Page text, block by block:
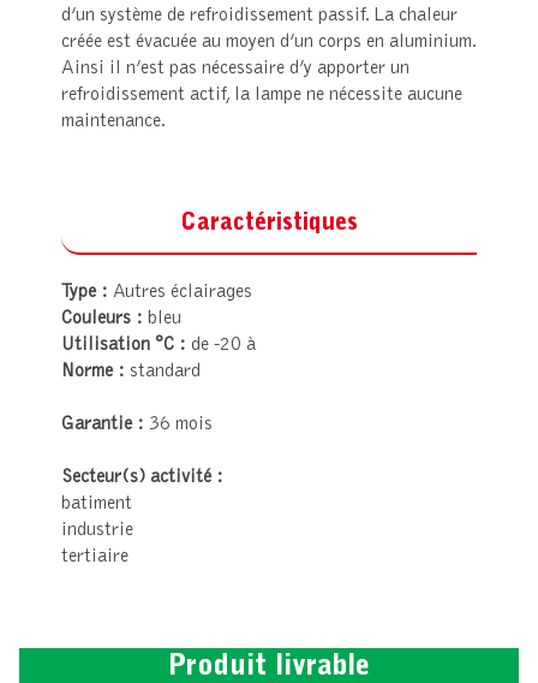
d’un système de refroidissement passif. La chaleur
créée est évacuée au moyen d’un corps en aluminium.
Ainsi il n’est pas nécessaire d’y apporter un
refroidissement actif, la lampe ne nécessite aucune
maintenance.
Caractéristiques
Type : Autres éclairages
Couleurs : bleu
Utilisation °C : de -20 à
Norme : standard
Garantie : 36 mois
Secteur(s) activité :
batiment
industrie
tertiaire
Produit livrable